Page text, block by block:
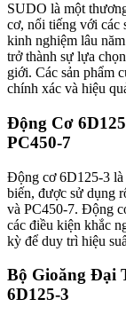
SUDO là một
cơ, nổi tiếng với các
kinh nghiệm lâu
trở thành sự lựa
giới. Các sản phẩm
chính xác và hiệu
Động Cơ
PC450-7
Động cơ 6D125-3 là
biến, được sử dụng
và PC450-7. Động
các điều kiện khắc
kỳ để duy trì hiệu
Bộ Gioăng Đại
6D125-3